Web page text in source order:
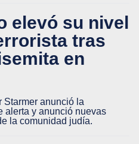
elevó su nivel
tras
en
Starmer anunció la
alerta y anunció nuevas
la comunidad judía.